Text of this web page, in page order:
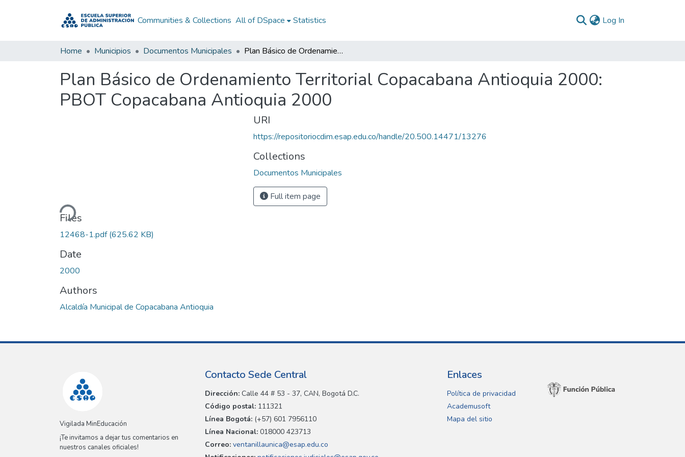
Communities & Collections All of DSpace Statistics Log In
Home Municipios Documentos Municipales Plan Básico de Ordenamiento Territorial Copacabana Antioquia 2000: PBOT Copacabana Antioquia 2000
Plan Básico de Ordenamiento Territorial Copacabana Antioquia 2000:
PBOT Copacabana Antioquia 2000
Loading...
Files
12468-1.pdf(625.62 KB)
Date
2000
Authors
Alcaldía Municipal de Copacabana Antioquia
URI
https://repositoriocdim.esap.edu.co/handle/20.500.14471/13276
Collections
Documentos Municipales
Full item page
Vigilada MinEducación
¡Te invitamos a dejar tus comentarios en
nuestros canales oficiales!
Contacto Sede Central
Dirección: Calle 44 # 53 - 37, CAN, Bogotá D.C.
Código postal: 111321
Línea Bogotá: (+57) 601 7956110
Línea Nacional: 018000 423713
Correo: ventanillaunica@esap.edu.co
Enlaces
Política de privacidad
Academusoft
Mapa del sitio